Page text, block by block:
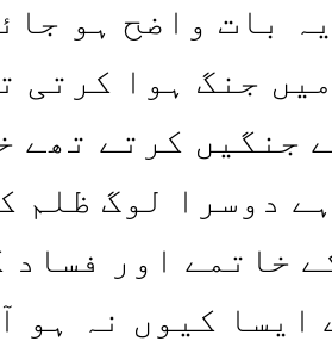
بات واضح ہو
جنگ ہوا کرتی
جنگیں کرتے تھے
دوسرا لوگ ظلم
خاتمے اور فساد
ایسا کیوں نہ ہو